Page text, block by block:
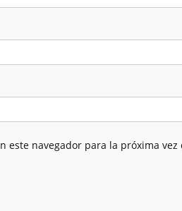
navegador para la próxima